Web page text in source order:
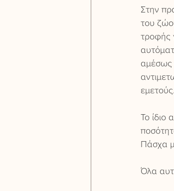
Στην
του
τροφής
αμέσως
εμετούς.
Το ίδιο
Πάσχα
Όλα